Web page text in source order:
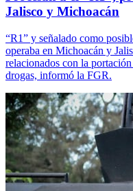
Jalisco y Michoacán
“R1” y señalado como
operaba en Michoacán y
relacionados con la
drogas, informó la FGR.